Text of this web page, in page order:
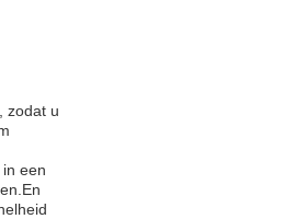
zodat u
een